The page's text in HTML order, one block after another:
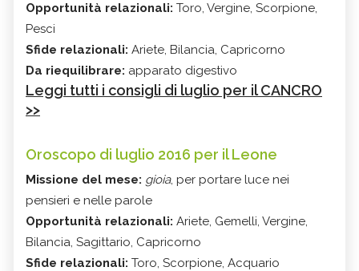
Opportunità relazionali: Toro, Vergine, Scorpione,
Pesci
Sfide relazionali: Ariete, Bilancia, Capricorno
Da riequilibrare: apparato digestivo
Leggi tutti i consigli di luglio per il CANCRO
>>
Oroscopo di luglio 2016 per il Leone
Missione del mese: gioia, per portare luce nei
pensieri e nelle parole
Opportunità relazionali: Ariete, Gemelli, Vergine,
Bilancia, Sagittario, Capricorno
Sfide relazionali: Toro, Scorpione, Acquario